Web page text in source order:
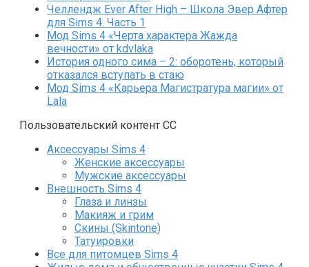
Челлендж Ever After High – Школа Эвер Афтер
для Sims 4. Часть 1
Мод Sims 4 «Черта характера Жажда
вечности» от kdvlaka
История одного сима – 2: оборотень, который
отказался вступать в стаю
Мод Sims 4 «Карьера Магистратура магии» от
Lala
Пользовательский контент СС
Аксессуары Sims 4
Женские аксессуары
Мужские аксессуары
Внешность Sims 4
Глаза и линзы
Макияж и грим
Скины (Skintone)
Татуировки
Все для питомцев Sims 4